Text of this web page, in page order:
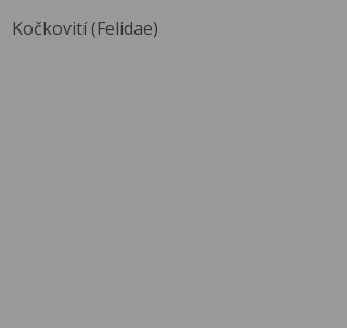
Kočkovití (Felidae)